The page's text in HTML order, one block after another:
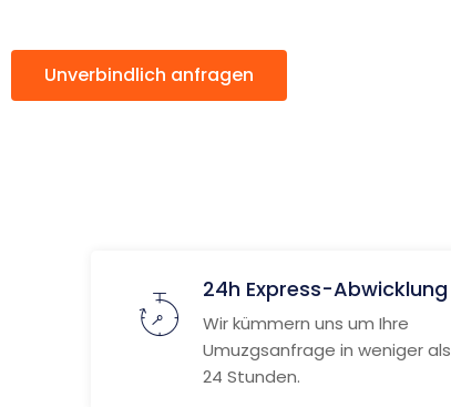
Unverbindlich anfragen
24h Express-Abwicklung
Wir kümmern uns um Ihre
Umuzgsanfrage in weniger als
24 Stunden.